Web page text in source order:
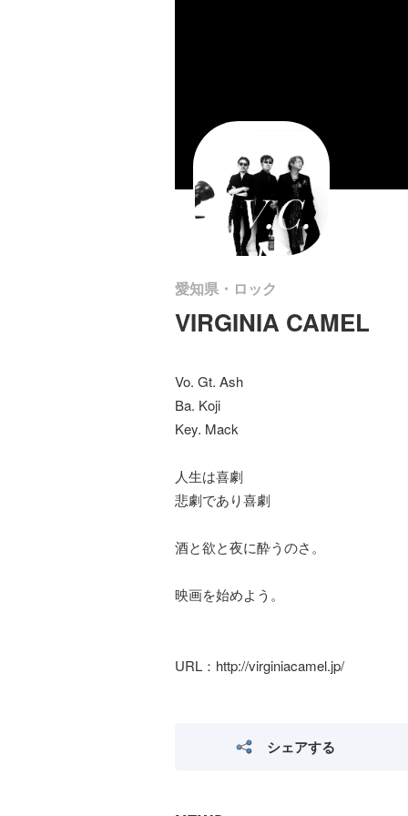
愛知県・ロック
VIRGINIA CAMEL
Vo. Gt. Ash
Ba. Koji
Key. Mack
人生は喜劇
悲劇であり喜劇
酒と欲と夜に酔うのさ。
映画を始めよう。
URL：http://virginiacamel.jp/
シェアする